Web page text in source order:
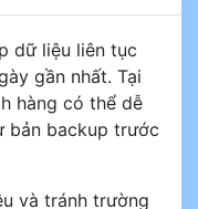
dữ liệu liên tục
gần nhất. Tại
hàng có thể dễ
bản backup trước
và tránh trường